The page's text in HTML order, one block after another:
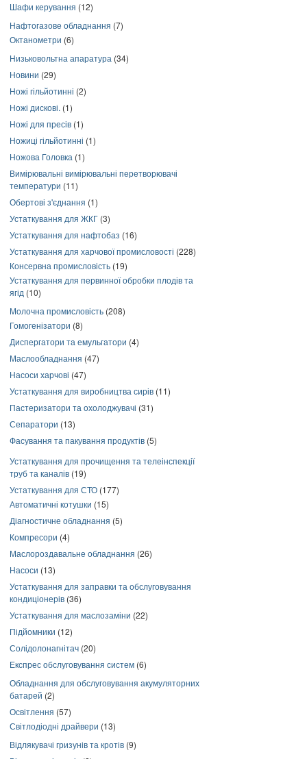
Шафи керування (12)
Нафтогазове обладнання (7)
Октанометри (6)
Низьковольтна апаратура (34)
Новини (29)
Ножі гільйотинні (2)
Ножі дискові. (1)
Ножі для пресів (1)
Ножиці гільйотинні (1)
Ножова Головка (1)
Вимірювальні вимірювальні перетворювачі
температури (11)
Обертові з'єднання (1)
Устаткування для ЖКГ (3)
Устаткування для нафтобаз (16)
Устаткування для харчової промисловості (228)
Консервна промисловість (19)
Устаткування для первинної обробки плодів та
ягід (10)
Молочна промисловість (208)
Гомогенізатори (8)
Диспергатори та емульгатори (4)
Маслообладнання (47)
Насоси харчові (47)
Устаткування для виробництва сирів (11)
Пастеризатори та охолоджувачі (31)
Сепаратори (13)
Фасування та пакування продуктів (5)
Устаткування для прочищення та телеінспекції
труб та каналів (19)
Устаткування для СТО (177)
Автоматичні котушки (15)
Діагностичне обладнання (5)
Компресори (4)
Маслороздавальне обладнання (26)
Насоси (13)
Устаткування для заправки та обслуговування
кондиціонерів (36)
Устаткування для маслозаміни (22)
Підйомники (12)
Солідолонагнітач (20)
Експрес обслуговування систем (6)
Обладнання для обслуговування акумуляторних
батарей (2)
Освітлення (57)
Світлодіодні драйвери (13)
Відлякувачі гризунів та кротів (9)